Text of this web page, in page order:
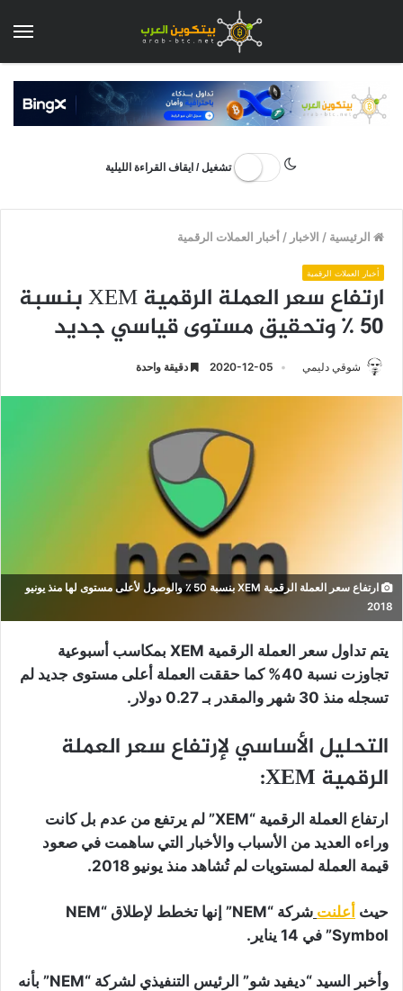
تشغيل / ايقاف القراءة الليلية
الرئيسية / الاخبار /أخبار العملات الرقمية
أخبار العملات الرقمية
ارتفاع سعر العملة الرقمية XEM بنسبة
50 ٪ وتحقيق مستوى قياسي جديد
شوقي دليمي 2020-12-05 دقيقة واحدة
ارتفاع سعر العملة الرقمية XEM بنسبة 50 ٪ والوصول لأعلى مستوى لها منذ يونيو
2018
يتم تداول سعر العملة الرقمية XEM بمكاسب أسبوعية
تجاوزت نسبة 40% كما حققت العملة أعلى مستوى جديد لم
تسجله منذ 30 شهر والمقدر بـ 0.27 دولار.
التحليل الأساسي لإرتفاع سعر العملة
الرقمية XEM:
ارتفاع العملة الرقمية “XEM” لم يرتفع من عدم بل كانت
وراءه العديد من الأسباب والأخبار التي ساهمت في صعود
قيمة العملة لمستويات لم تُشاهد منذ يونيو 2018.
حيث أعلنت
شركة “NEM” إنها تخطط لإطلاق “NEM
Symbol” في 14 يناير.
وأخبر السيد “ديفيد شو” الرئيس التنفيذي لشركة “NEM” بأنه